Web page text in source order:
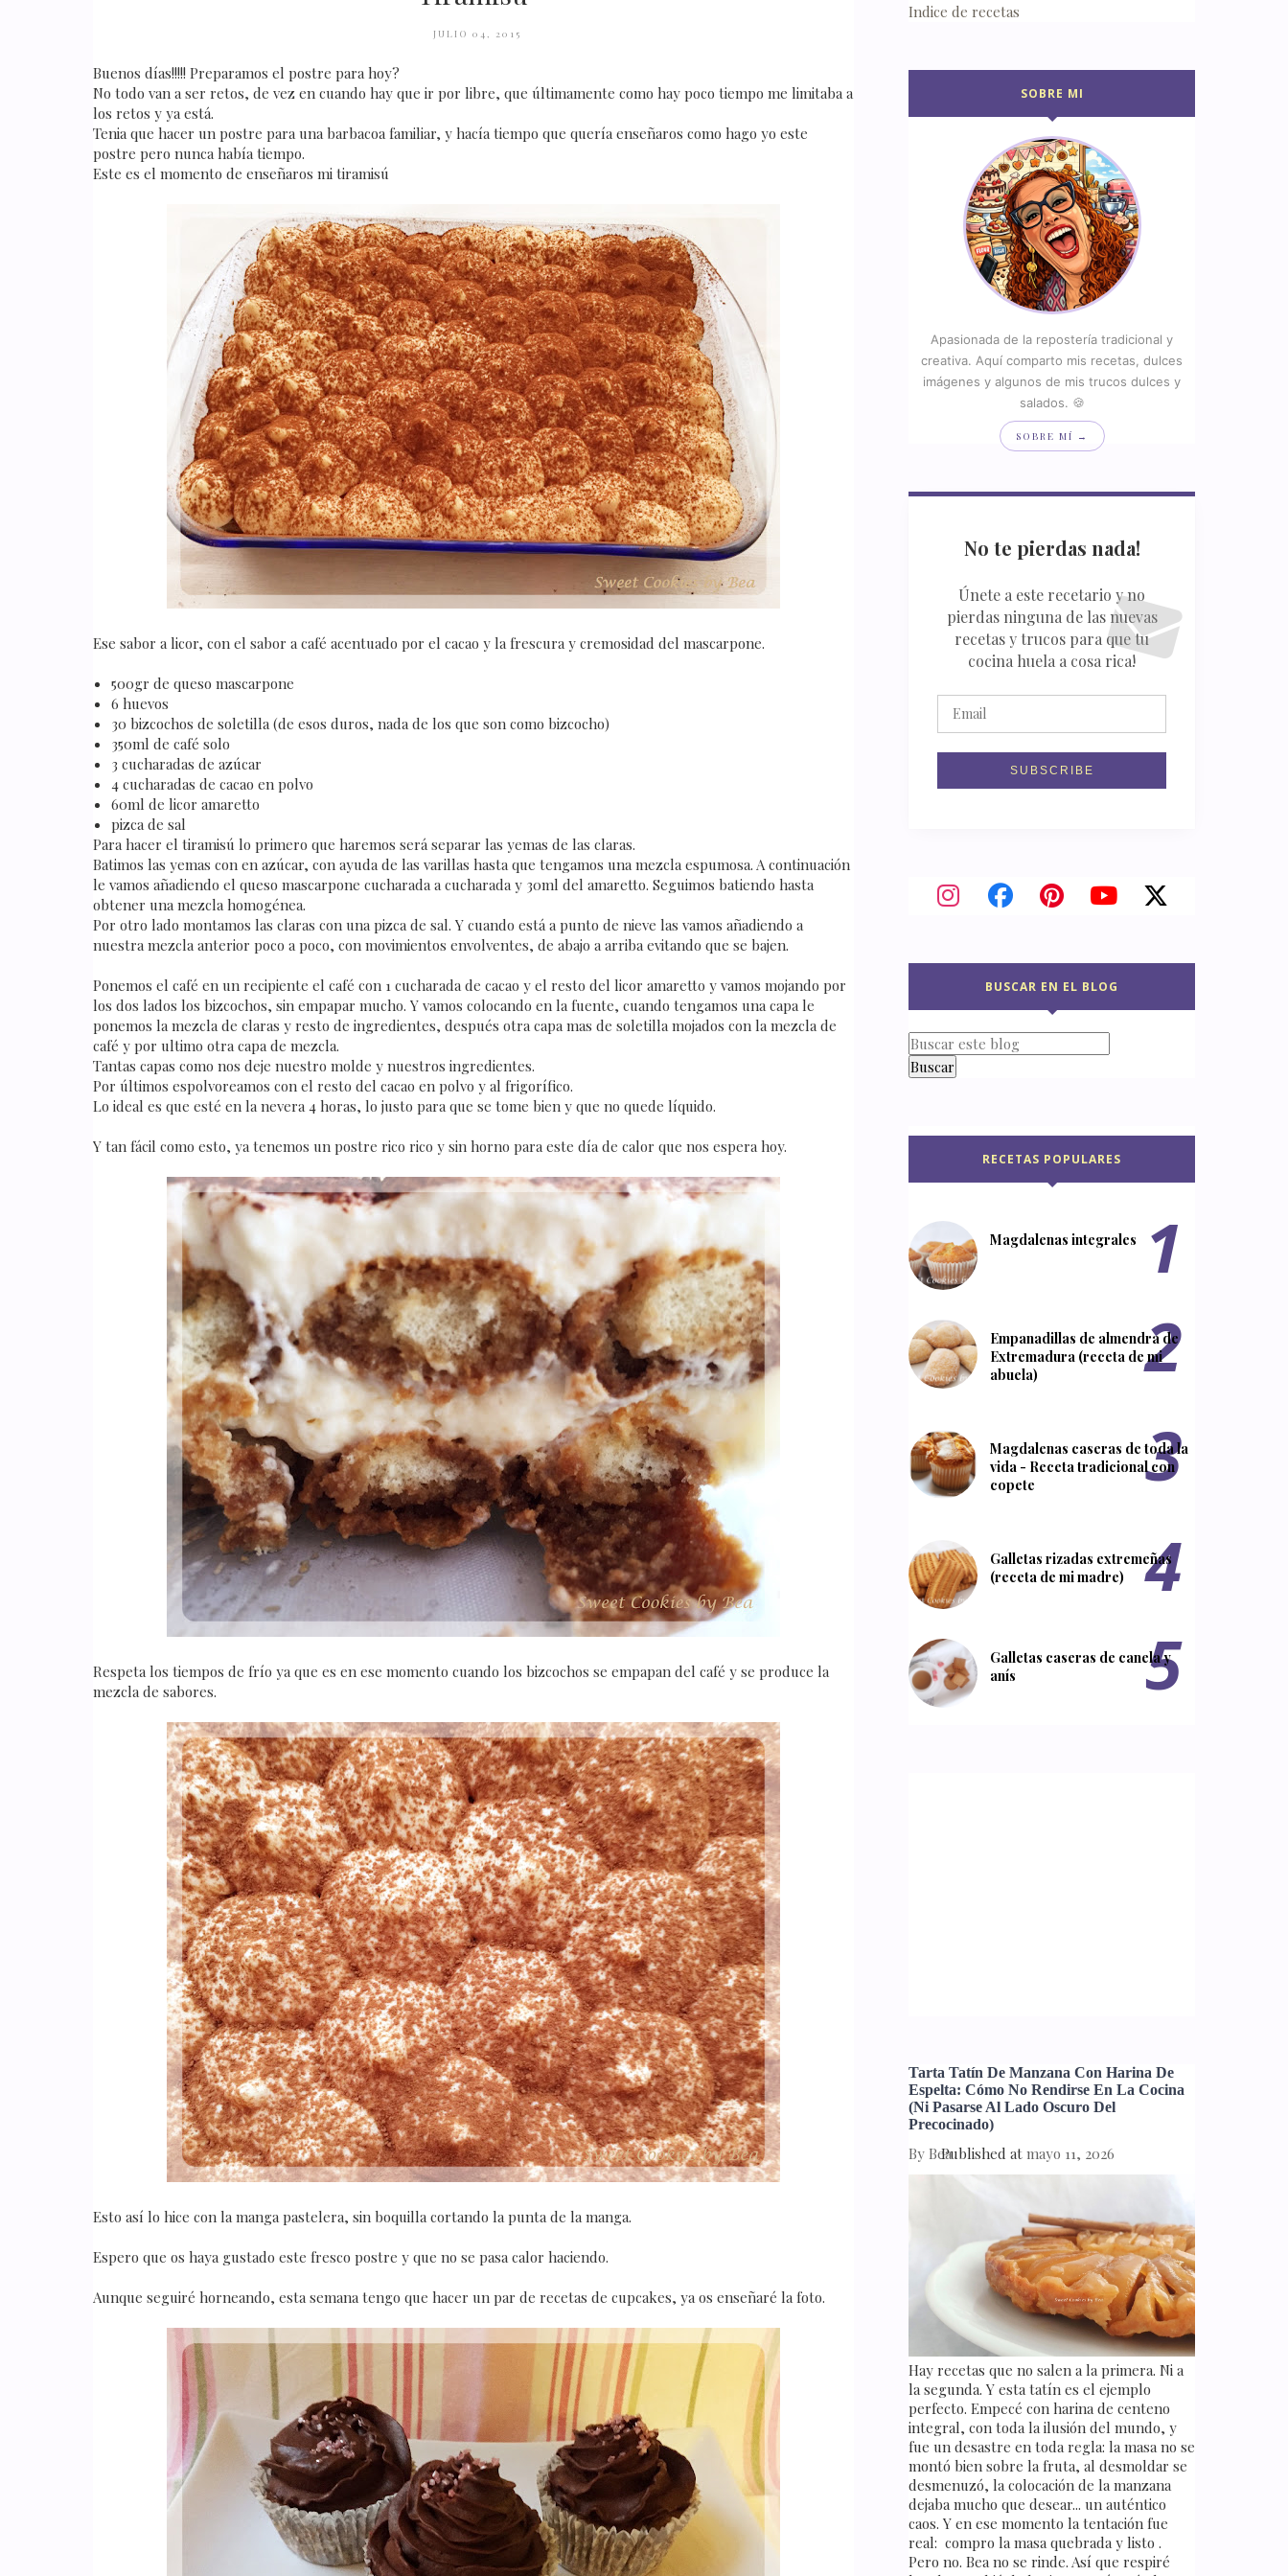
JULIO 04, 2015
Buenos días!!!!! Preparamos el postre para hoy?
No todo van a ser retos, de vez en cuando hay que ir por libre, que últimamente como hay poco tiempo me limitaba a
los retos y ya está.
Tenia que hacer un postre para una barbacoa familiar, y hacía tiempo que quería enseñaros como hago yo este
postre pero nunca había tiempo.
Este es el momento de enseñaros mi tiramisú
Ese sabor a licor, con el sabor a café acentuado por el cacao y la frescura y cremosidad del mascarpone.
500gr de queso mascarpone
6 huevos
30 bizcochos de soletilla (de esos duros, nada de los que son como bizcocho)
350ml de café solo
3 cucharadas de azúcar
4 cucharadas de cacao en polvo
60ml de licor amaretto
pizca de sal
Para hacer el tiramisú lo primero que haremos será separar las yemas de las claras.
Batimos las yemas con en azúcar, con ayuda de las varillas hasta que tengamos una mezcla espumosa. A continuación
le vamos añadiendo el queso mascarpone cucharada a cucharada y 30ml del amaretto. Seguimos batiendo hasta
obtener una mezcla homogénea.
Por otro lado montamos las claras con una pizca de sal. Y cuando está a punto de nieve las vamos añadiendo a
nuestra mezcla anterior poco a poco, con movimientos envolventes, de abajo a arriba evitando que se bajen.
Ponemos el café en un recipiente el café con 1 cucharada de cacao y el resto del licor amaretto y vamos mojando por
los dos lados los bizcochos, sin empapar mucho. Y vamos colocando en la fuente, cuando tengamos una capa le
ponemos la mezcla de claras y resto de ingredientes, después otra capa mas de soletilla mojados con la mezcla de
café y por ultimo otra capa de mezcla.
Tantas capas como nos deje nuestro molde y nuestros ingredientes.
Por últimos espolvoreamos con el resto del cacao en polvo y al frigorífico.
Lo ideal es que esté en la nevera 4 horas, lo justo para que se tome bien y que no quede líquido.
Y tan fácil como esto, ya tenemos un postre rico rico y sin horno para este día de calor que nos espera hoy.
Respeta los tiempos de frío ya que es en ese momento cuando los bizcochos se empapan del café y se produce la
mezcla de sabores.
Esto así lo hice con la manga pastelera, sin boquilla cortando la punta de la manga.
Espero que os haya gustado este fresco postre y que no se pasa calor haciendo.
Aunque seguiré horneando, esta semana tengo que hacer un par de recetas de cupcakes, ya os enseñaré la foto.
Indice de recetas
SOBRE MI
Apasionada de la repostería tradicional y
creativa. Aquí comparto mis recetas, dulces
imágenes y algunos de mis trucos dulces y
salados. 🍪
SOBRE MÍ →
No te pierdas nada!
Únete a este recetario y no
pierdas ninguna de las nuevas
recetas y trucos para que tu
cocina huela a cosa rica!
BUSCAR EN EL BLOG
RECETAS POPULARES
Magdalenas integrales
Empanadillas de almendra de
Extremadura (receta de mi
abuela)
Magdalenas caseras de toda la
vida - Receta tradicional con
copete
Galletas rizadas extremeñas
(receta de mi madre)
Galletas caseras de canela y
anís
Tarta Tatín De Manzana Con Harina De
Espelta: Cómo No Rendirse En La Cocina
(ni Pasarse Al Lado Oscuro Del
Precocinado)
By BeaPublished at mayo 11, 2026
Hay recetas que no salen a la primera. Ni a
la segunda. Y esta tatín es el ejemplo
perfecto. Empecé con harina de centeno
integral, con toda la ilusión del mundo, y
fue un desastre en toda regla: la masa no se
montó bien sobre la fruta, al desmoldar se
desmenuzó, la colocación de la manzana
dejaba mucho que desear... un auténtico
caos. Y en ese momento la tentación fue
real: compro la masa quebrada y listo .
Pero no. Bea no se rinde. Así que respiré